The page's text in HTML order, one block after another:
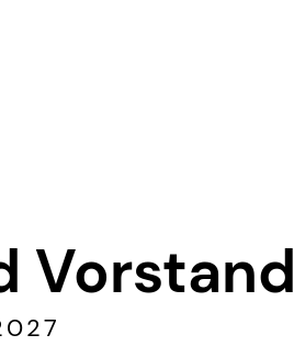
Vorstand